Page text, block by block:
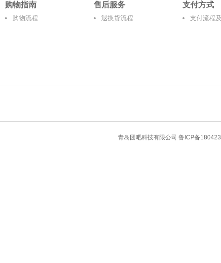
购物指南
购物流程
售后服务
退换货流程
支付方式
支付流程
青岛团吧科技有限公司 鲁ICP备